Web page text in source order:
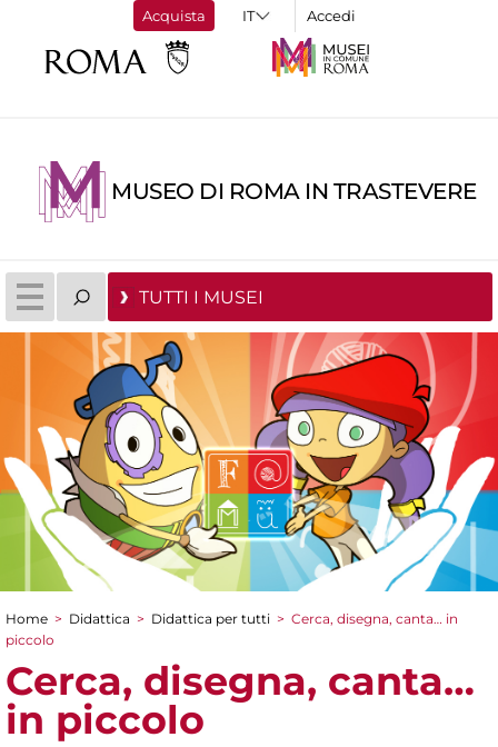
Acquista Accedi
MUSEO DI ROMA IN TRASTEVERE
TUTTI I MUSEI
Tu sei qui
Home > Didattica > Didattica per tutti > Cerca, disegna, canta… in
piccolo
Cerca, disegna, canta…
in piccolo